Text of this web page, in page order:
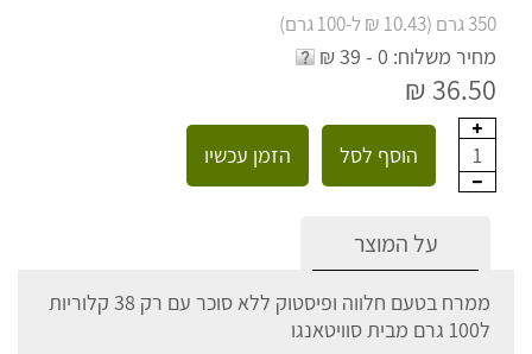
350 גרם (10.43 ₪ ל-100 גרם)
מחיר משלוח: 0 - 39 ₪
36.50 ₪
1 הוסף לסל הזמן עכשיו
על המוצר
ממרח בטעם חלווה ופיסטוק ללא סוכר עם רק 38 קלוריות
ל100 גרם מבית סוויטאנגו